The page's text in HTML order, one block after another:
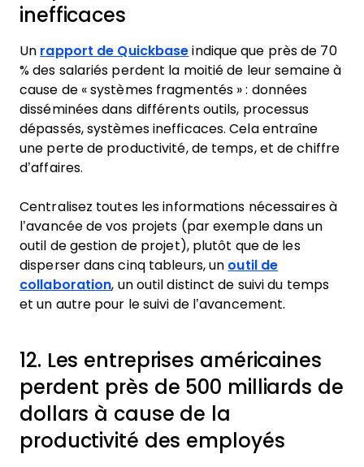
inefficaces
Un rapport de Quickbase indique que près de 70
% des salariés perdent la moitié de leur semaine à
cause de « systèmes fragmentés » : données
disséminées dans différents outils, processus
dépassés, systèmes inefficaces. Cela entraîne
une perte de productivité, de temps, et de chiffre
d’affaires.
Centralisez toutes les informations nécessaires à
l’avancée de vos projets (par exemple dans un
outil de gestion de projet), plutôt que de les
disperser dans cinq tableurs, un outil de
collaboration, un outil distinct de suivi du temps
et un autre pour le suivi de l’avancement.
12. Les entreprises américaines
perdent près de 500 milliards de
dollars à cause de la
productivité des employés